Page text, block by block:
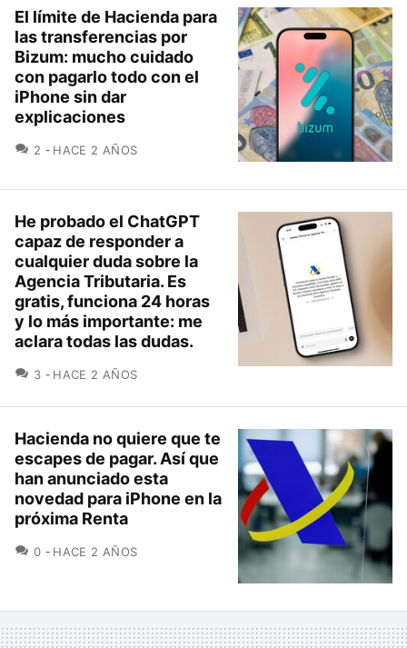
El límite de Hacienda para
las transferencias por
Bizum: mucho cuidado
con pagarlo todo con el
iPhone sin dar
explicaciones
2 COMENTARIOS
HACE 2 AÑOS
He probado el ChatGPT
capaz de responder a
cualquier duda sobre la
Agencia Tributaria. Es
gratis, funciona 24 horas
y lo más importante: me
aclara todas las dudas.
3 COMENTARIOS
HACE 2 AÑOS
Hacienda no quiere que te
escapes de pagar. Así que
han anunciado esta
novedad para iPhone en la
próxima Renta
0 COMENTARIOS
HACE 2 AÑOS